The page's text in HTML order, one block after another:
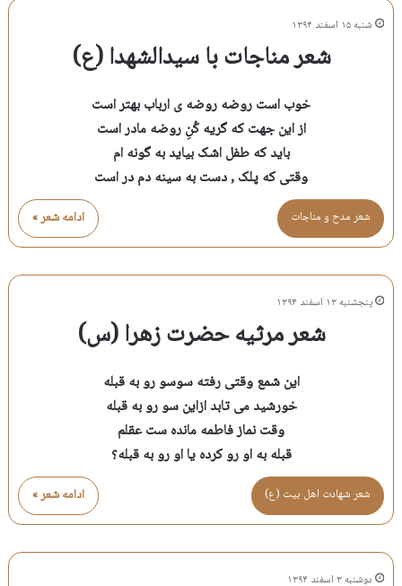
شنبه ۱۵ اسفند ۱۳۹۴
شعر مناجات با سیدالشهدا (ع)
خوب است روضه روضه ی ارباب بهتر است
از این جهت که گریه کُنِ روضه مادر است
باید که طفل اشک بیاید به گونه ام
وقتی که پلک , دست به سینه دم در است
ادامه شعر » شعر مدح و مناجات
پنجشنبه ۱۳ اسفند ۱۳۹۴
شعر مرثیه حضرت زهرا (س)
این شمع وقتی رفته سوسو رو به قبله
خورشید می تابد ازاین سو رو به قبله
وقت نماز فاطمه مانده ست عقلم
قبله به او رو کرده یا او رو به قبله؟
ادامه شعر » شعر شهادت اهل بيت (ع)
دوشنبه ۳ اسفند ۱۳۹۴